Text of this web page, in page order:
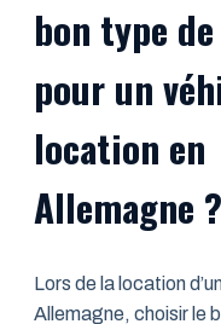
bon type
pour un
location en
Allemagne ?
Lors de la location
Allemagne, choisir le